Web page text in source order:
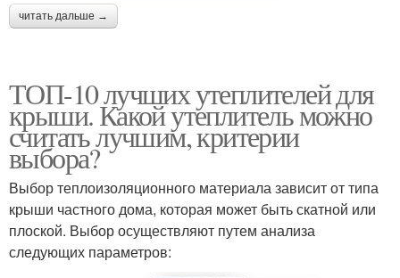
читать дальше →
ТОП-10 лучших утеплителей для
крыши. Какой утеплитель можно
считать лучшим, критерии
выбора?
Выбор теплоизоляционного материала зависит от типа
крыши частного дома, которая может быть скатной или
плоской. Выбор осуществляют путем анализа
следующих параметров: